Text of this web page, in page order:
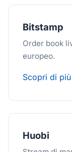
Bitstamp
Order book
europeo.
Scopri di
Huobi